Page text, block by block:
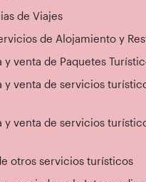
de Viajes
de Alojamiento y
venta de Paquetes
venta de servicios
venta de servicios
otros servicios turísticos